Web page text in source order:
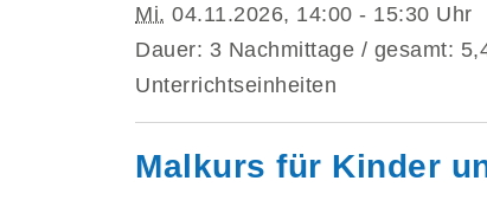
Mi. 04.11.2026, 14:00 - 15:30 Uhr
Dauer: 3 Nachmittage / gesamt:
Unterrichtseinheiten
Malkurs für Kinder